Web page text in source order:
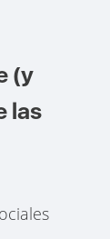
(y
las